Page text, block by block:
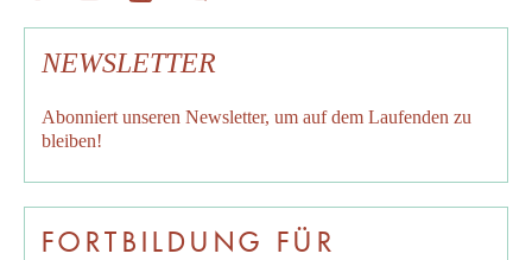
NEWSLETTER
Abonniert unseren Newsletter, um auf dem Laufenden zu
bleiben!
FORTBILDUNG FÜR